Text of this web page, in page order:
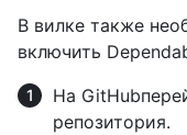
В вилке также
включить
На
репозитория.